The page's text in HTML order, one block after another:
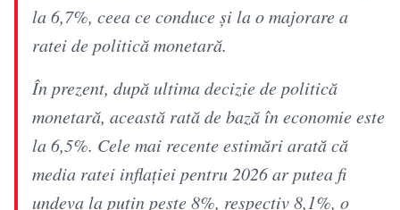
la 6,7%, ceea ce conduce şi la o majorare a
ratei de politică monetară.
În prezent, după ultima decizie de politică
monetară, această rată de bază în economie este
la 6,5%. Cele mai recente estimări arată că
media ratei inflaţiei pentru 2026 ar putea fi
undeva la puţin peste 8%, respectiv 8,1%, o